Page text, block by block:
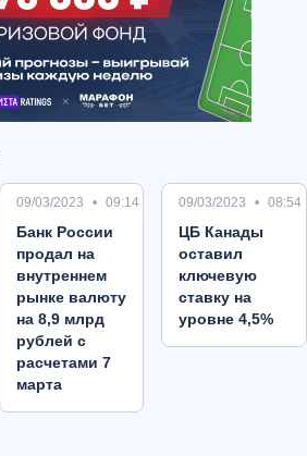
09/03/2023 09:14
Банк России
продал на
внутреннем
рынке валюту
на 8,9 млрд
рублей с
расчетами 7
марта
09/03/2023 08:54
ЦБ Канады
оставил
ключевую
ставку на
уровне 4,5%